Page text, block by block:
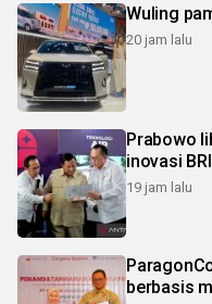
Wuling
20 jam lalu
Prabowo
inovasi
19 jam lalu
berbasis